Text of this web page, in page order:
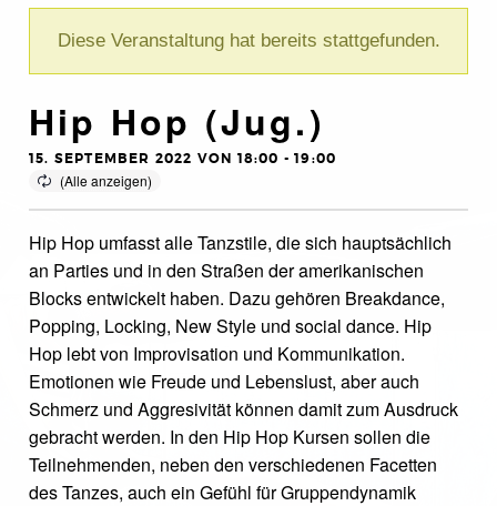
Diese Veranstaltung hat bereits stattgefunden.
Hip Hop (Jug.)
15. SEPTEMBER 2022 VON 18:00 -19:00
Hip Hop umfasst alle Tanzstile, die sich hauptsächlich
an Parties und in den Straßen der amerikanischen
Blocks entwickelt haben. Dazu gehören Breakdance,
Popping, Locking, New Style und social dance. Hip
Hop lebt von Improvisation und Kommunikation.
Emotionen wie Freude und Lebenslust, aber auch
Schmerz und Aggresivität können damit zum Ausdruck
gebracht werden. In den Hip Hop Kursen sollen die
Teilnehmenden, neben den verschiedenen Facetten
des Tanzes, auch ein Gefühl für Gruppendynamik